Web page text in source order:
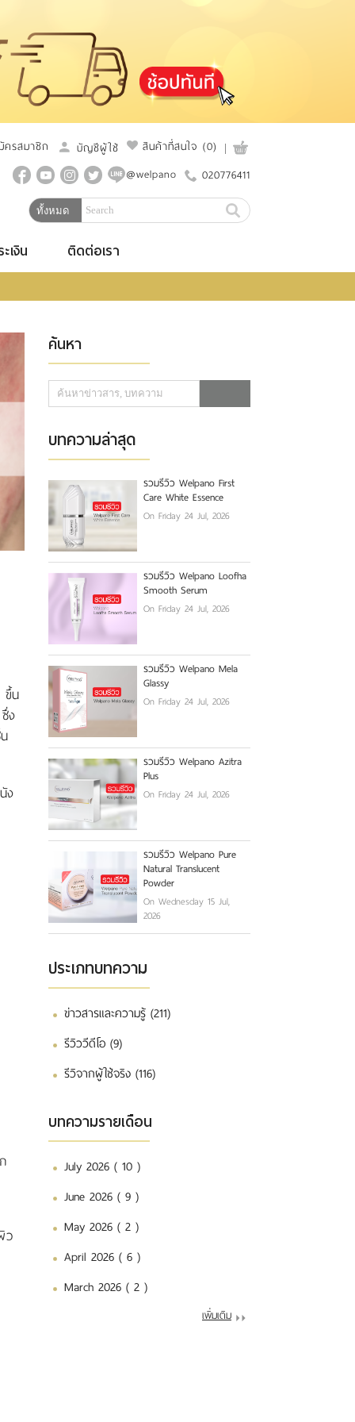
ครสมาชิก บัญชีผู้ใช้ สินค้าที่สนใจ (0)
@welpano
020776411
เงิน ติดต่อเรา
ขึ้น
ง
ง
ว
ค้นหา
บทความล่าสุด
รวมรีวิว Welpano First
Care White Essence
On Friday 24 Jul, 2026
รวมรีวิว Welpano Loofha
Smooth Serum
On Friday 24 Jul, 2026
รวมรีวิว Welpano Mela
Glassy
On Friday 24 Jul, 2026
รวมรีวิว Welpano Azitra
Plus
On Friday 24 Jul, 2026
รวมรีวิว Welpano Pure
Natural Translucent
Powder
On Wednesday 15 Jul,
2026
ประเภทบทความ
ข่าวสารและความรู้ (211)
รีวิววีดีโอ (9)
รีวิจากผู้ใช้จริง (116)
บทความรายเดือน
July 2026 ( 10 )
June 2026 ( 9 )
May 2026 ( 2 )
April 2026 ( 6 )
March 2026 ( 2 )
เพิ่มเติม